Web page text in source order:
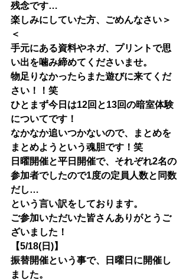
残念です…
楽しみにしていた方、ごめんなさい＞
＜
手元にある資料やネガ、プリントで思
い出を噛み締めてくださいませ。
物足りなかったらまた遊びに来てくだ
さい！！笑
ひとまず今日は12回と13回の暗室体験
についてです！
なかなか追いつかないので、まとめを
まとめようという魂胆です！笑
日曜開催と平日開催で、それぞれ2名の
参加者でしたので1度の定員人数と同数
だし…
という言い訳をしております。
ご参加いただいた皆さんありがとうご
ざいました！
【5/18(日)】
振替開催という事で、日曜日に開催し
ました。